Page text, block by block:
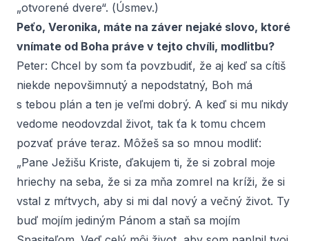
„otvorené dvere“. (Úsmev.)
Peťo, Veronika, máte na záver nejaké slovo, ktoré
vnímate od Boha práve v tejto chvíli, modlitbu?
Peter: Chcel by som ťa povzbudiť, že aj keď sa cítiš
niekde nepovšimnutý a nepodstatný, Boh má
s tebou plán a ten je veľmi dobrý. A keď si mu nikdy
vedome neodovzdal život, tak ťa k tomu chcem
pozvať práve teraz. Môžeš sa so mnou modliť:
„Pane Ježišu Kriste, ďakujem ti, že si zobral moje
hriechy na seba, že si za mňa zomrel na kríži, že si
vstal z mŕtvych, aby si mi dal nový a večný život. Ty
buď mojím jediným Pánom a staň sa mojím